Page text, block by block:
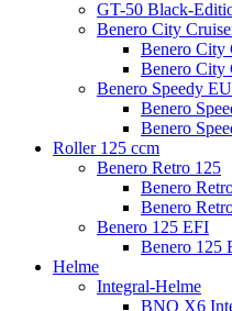
GT-50 Black-
Benero City
Benero City
Benero City
Benero Speedy
Benero
Benero
Roller 125 ccm
Benero Retro 125
Benero
Benero
Benero 125 EFI
Benero 125
Helme
Integral-Helme
BNO X6